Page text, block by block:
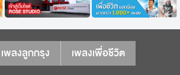
เพลงลูกกรุง
เพลงเพื่อชีวิต